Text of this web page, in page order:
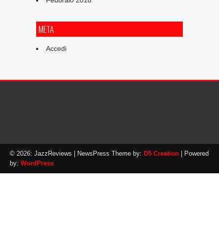
META
Accedi
© 2026: JazzReviews | NewsPress Theme by: D5 Creation | Powered
by: WordPress